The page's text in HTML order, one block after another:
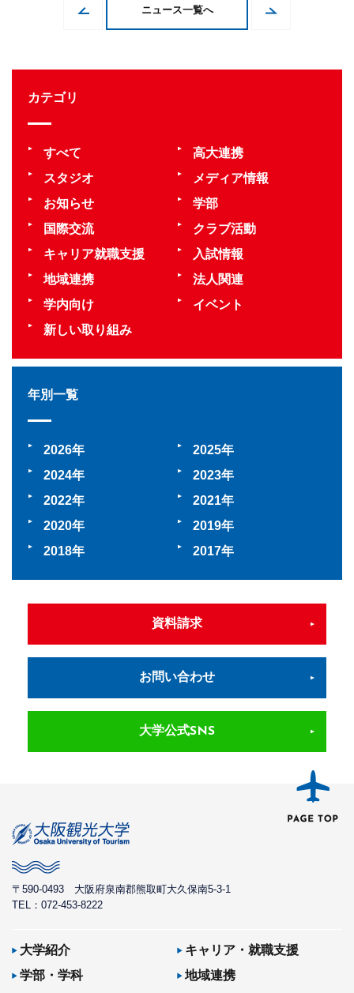
ニュース一覧へ
カテゴリ
すべて
高大連携
スタジオ
メディア情報
お知らせ
学部
国際交流
クラブ活動
キャリア就職支援
入試情報
地域連携
法人関連
学内向け
イベント
新しい取り組み
年別一覧
2026
2025
2024
2023
2022
2021
2020
2019
2018
2017
資料請求
お問い合わせ
大学公式SNS
〒590-0493 大阪府泉南郡熊取町大久保南5-3-1
TEL：072-453-8222
大学紹介
キャリア・就職支援
学部・学科
地域連携